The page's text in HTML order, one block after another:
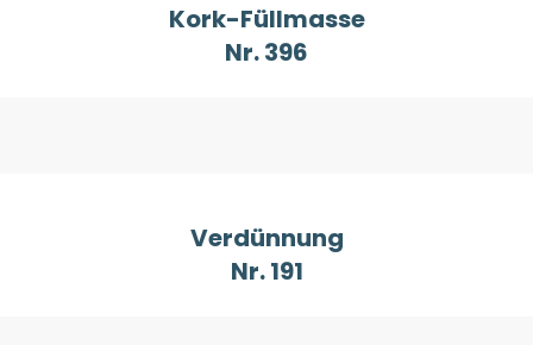
Kork-Füllmasse
Nr. 396
Verdünnung
Nr. 191